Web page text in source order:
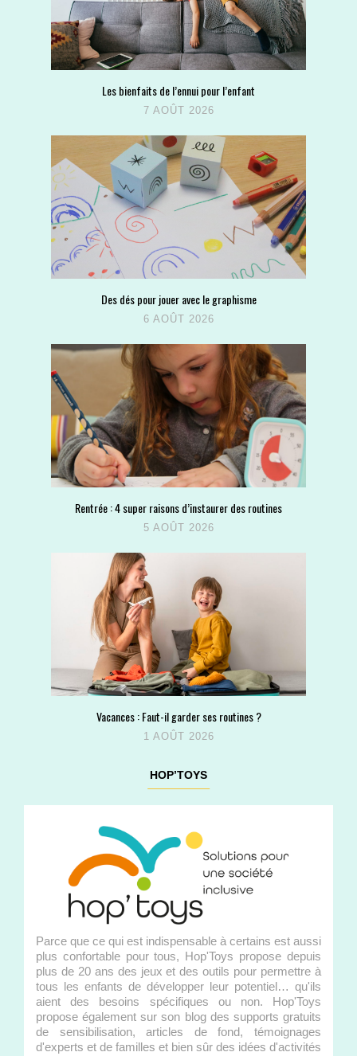
Les bienfaits de l’ennui pour l’enfant
7 AOÛT 2026
Des dés pour jouer avec le graphisme
6 AOÛT 2026
Rentrée : 4 super raisons d’instaurer des routines
5 AOÛT 2026
Vacances : Faut-il garder ses routines ?
1 AOÛT 2026
HOP’TOYS
Parce que ce qui est indispensable à certains est aussi
plus confortable pour tous, Hop'Toys propose depuis
plus de 20 ans des jeux et des outils pour permettre à
tous les enfants de développer leur potentiel… qu'ils
aient des besoins spécifiques ou non. Hop'Toys
propose également sur son blog des supports gratuits
de sensibilisation, articles de fond, témoignages
d'experts et de familles et bien sûr des idées d'activités